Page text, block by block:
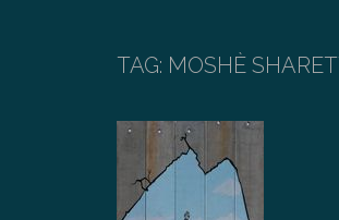
N
M
N
U
O
C
N
TAG: MOSHÈ